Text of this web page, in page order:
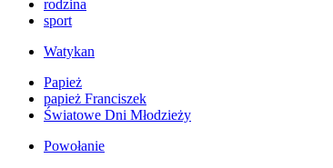
rodzina
sport
Watykan
Papież
papież Franciszek
Światowe Dni Młodzieży
Powołanie